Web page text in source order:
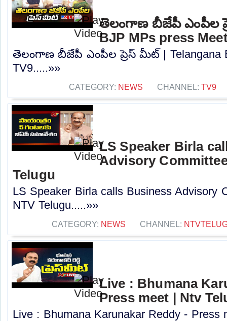
తెలంగాణ బీజేపీ ఎంపీల
BJP MPs press
తెలంగాణ బీజేపీ ఎంపీల ప్రెస్ మీట్ | Telangana
TV9.....»»
CATEGORY: NEWS CHANNEL: TV9
LS Speaker Birla
Advisory
Telugu
LS Speaker Birla calls Business Advisory
NTV Telugu.....»»
CATEGORY: NEWS CHANNEL:
Live : Bhumana
Press meet | Ntv
Live : Bhumana Karunakar Reddy - Press